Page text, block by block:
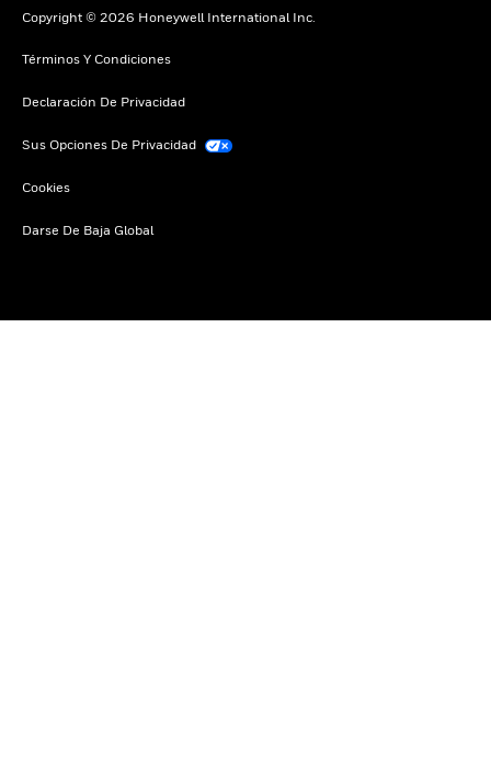
Copyright © 2026 Honeywell International Inc.
Términos Y Condiciones
Declaración De Privacidad
Sus Opciones De Privacidad
Cookies
Darse De Baja Global